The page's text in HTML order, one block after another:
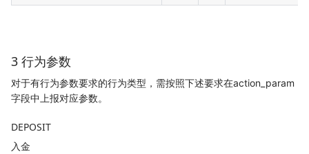
3 行为参数
对于有行为参数要求的行为类型，需按照下述要求在action_param
字段中上报对应参数。
DEPOSIT
入金